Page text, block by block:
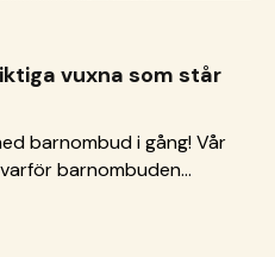
vuxna som står
barnombud i gång! Vår
barnombuden
och hur arbetet ska